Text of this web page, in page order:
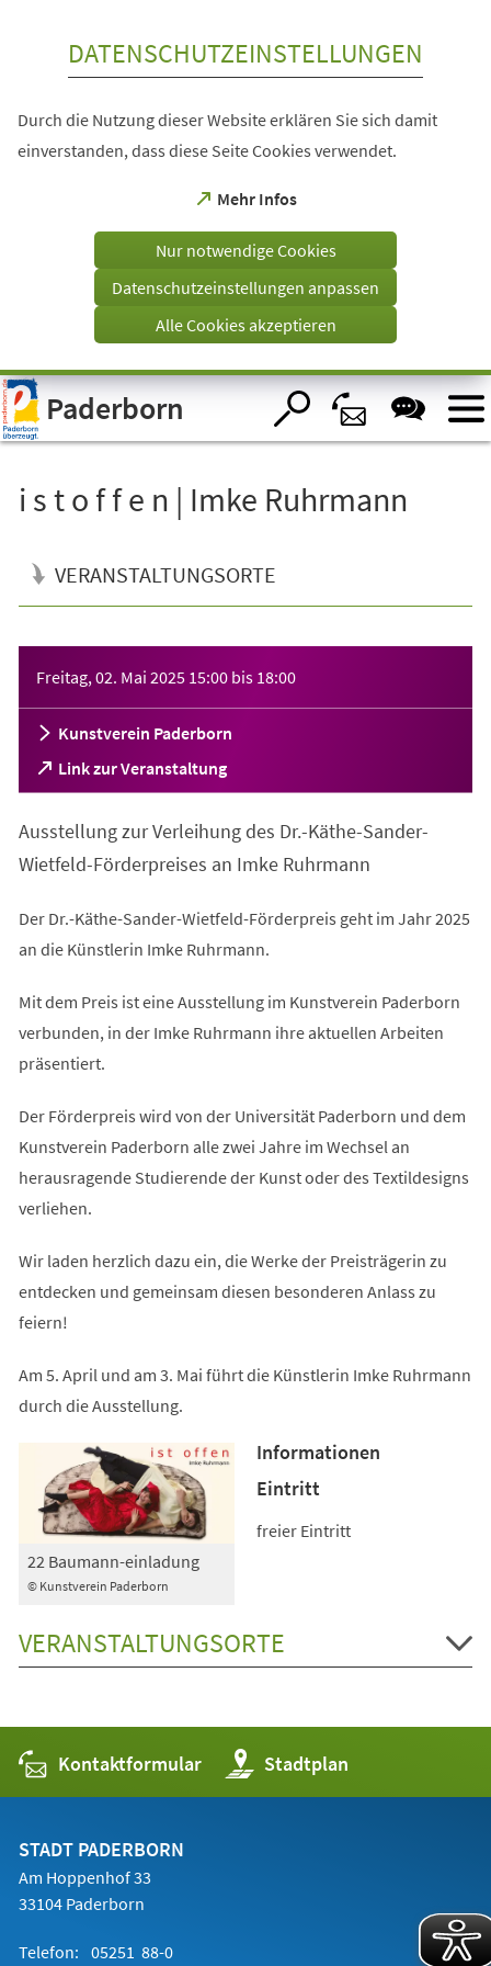
Visuelle
Assistenzsoftware
öffnen.
DATENSCHUTZEINSTELLUNGEN
Durch die Nutzung dieser Website erklären Sie sich damit
einverstanden, dass diese Seite Cookies verwendet.
Mehr Infos
(Öffnet
einem
Tab)
Nur notwendige Cookies
Datenschutzeinstellungen anpassen
Alle Cookies akzeptieren
Paderborn
i s t o f f e n | Imke Ruhrmann
VERANSTALTUNGSORTE
Freitag, 02. Mai 2025 15:00 bis 18:00
Kunstverein Paderborn
Link zur Veranstaltung
(Öffnet
in
neuen
Tab)
Ausstellung zur Verleihung des Dr.-Käthe-Sander-
Wietfeld-Förderpreises an Imke Ruhrmann
Der Dr.-Käthe-Sander-Wietfeld-Förderpreis geht im Jahr 2025
an die Künstlerin Imke Ruhrmann.
Mit dem Preis ist eine Ausstellung im Kunstverein Paderborn
verbunden, in der Imke Ruhrmann ihre aktuellen Arbeiten
präsentiert.
Der Förderpreis wird von der Universität Paderborn und dem
Kunstverein Paderborn alle zwei Jahre im Wechsel an
herausragende Studierende der Kunst oder des Textildesigns
verliehen.
Wir laden herzlich dazu ein, die Werke der Preisträgerin zu
entdecken und gemeinsam diesen besonderen Anlass zu
feiern!
Am 5. April und am 3. Mai führt die Künstlerin Imke Ruhrmann
durch die Ausstellung.
© Kunstverein Paderborn
22 Baumann-einladung
Informationen
Eintritt
freier Eintritt
VERANSTALTUNGSORTE
Kontaktformular Stadtplan
(Öffnet
in
einem
STADT PADERBORN
Am Hoppenhof 33
33104 Paderborn
Telefon: 05251 88-0